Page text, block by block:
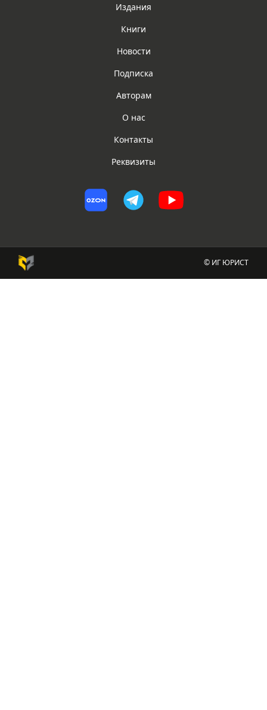
Издания
Книги
Новости
Подписка
Авторам
О нас
Контакты
Реквизиты
© ИГ ЮРИСТ